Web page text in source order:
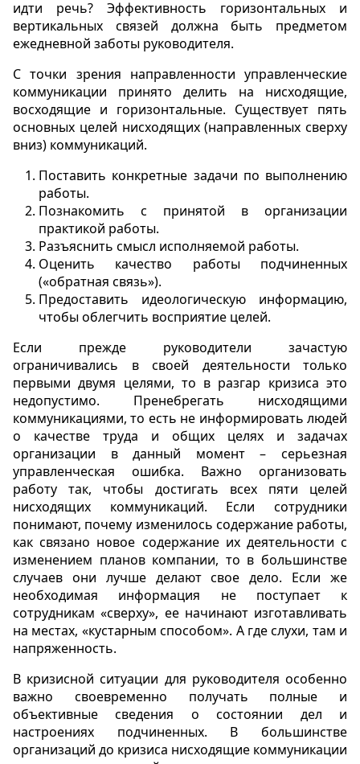
идти речь? Эффективность горизонтальных и
вертикальных связей должна быть предметом
ежедневной заботы руководителя.
С точки зрения направленности управленческие
коммуникации принято делить на нисходящие,
восходящие и горизонтальные. Существует пять
основных целей нисходящих (направленных сверху
вниз) коммуникаций.
Поставить конкретные задачи по выполнению
работы.
Познакомить с принятой в организации
практикой работы.
Разъяснить смысл исполняемой работы.
Оценить качество работы подчиненных
(«обратная связь»).
Предоставить идеологическую информацию,
чтобы облегчить восприятие целей.
Если прежде руководители зачастую
ограничивались в своей деятельности только
первыми двумя целями, то в разгар кризиса это
недопустимо. Пренебрегать нисходящими
коммуникациями, то есть не информировать людей
о качестве труда и общих целях и задачах
организации в данный момент – серьезная
управленческая ошибка. Важно организовать
работу так, чтобы достигать всех пяти целей
нисходящих коммуникаций. Если сотрудники
понимают, почему изменилось содержание работы,
как связано новое содержание их деятельности с
изменением планов компании, то в большинстве
случаев они лучше делают свое дело. Если же
необходимая информация не поступает к
сотрудникам «сверху», ее начинают изготавливать
на местах, «кустарным способом». А где слухи, там и
напряженность.
В кризисной ситуации для руководителя особенно
важно своевременно получать полные и
объективные сведения о состоянии дел и
настроениях подчиненных. В большинстве
организаций до кризиса нисходящие коммуникации